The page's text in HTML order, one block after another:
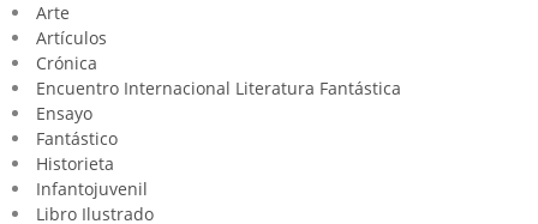
Arte
Artículos
Crónica
Encuentro Internacional Literatura Fantástica
Ensayo
Fantástico
Historieta
Infantojuvenil
Libro Ilustrado